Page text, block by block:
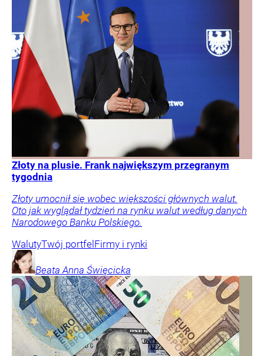
Złoty na plusie. Frank największym przegranym
tygodnia
Złoty umocnił się wobec większości głównych walut.
Oto jak wyglądał tydzień na rynku walut według danych
Narodowego Banku Polskiego.
WalutyTwój portfel Firmy i rynki
Beata Anna Święcicka